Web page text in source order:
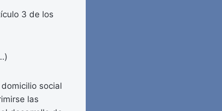
3 de los
social
las